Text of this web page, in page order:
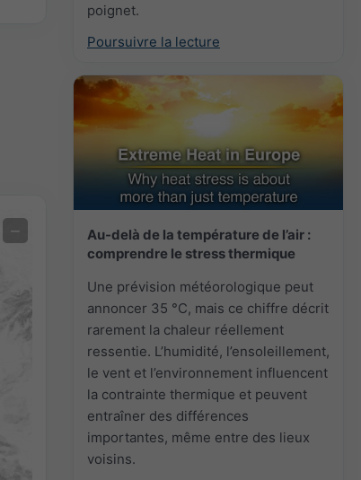
poignet.
Poursuivre la lecture
Au-delà de la température de l’air :
comprendre le stress thermique
Une prévision météorologique peut
annoncer 35 °C, mais ce chiffre décrit
rarement la chaleur réellement
ressentie. L’humidité, l’ensoleillement,
le vent et l’environnement influencent
la contrainte thermique et peuvent
entraîner des différences
importantes, même entre des lieux
voisins.
Mesures de la température
Auto (NEMSGLOBAL Global)
−